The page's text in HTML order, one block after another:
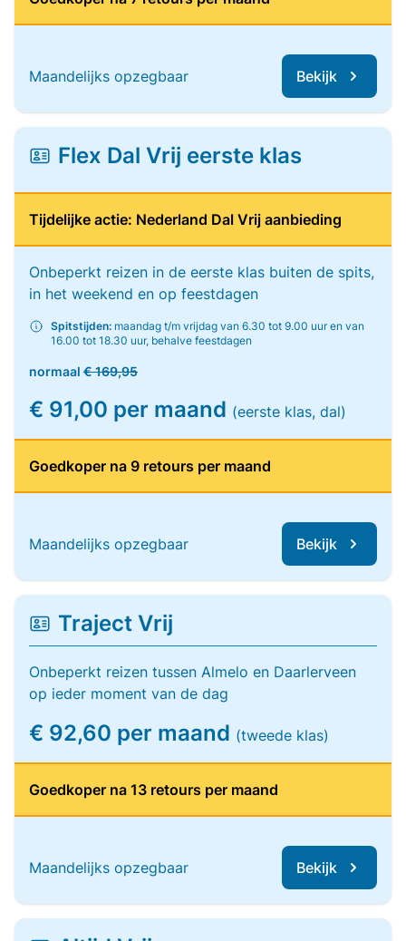
Maandelijks opzegbaar Bekijk
Flex Dal Vrij eerste klas
Tijdelijke actie: Nederland Dal Vrij aanbieding
Onbeperkt reizen in de eerste klas buiten de spits,
in het weekend en op feestdagen
Spitstijden: maandag t/m vrijdag van 6.30 tot 9.00 uur en van
16.00 tot 18.30 uur, behalve feestdagen
normaal € 169,95
€ 91,00 per maand (eerste klas, dal)
Goedkoper na 9 retours per maand
Maandelijks opzegbaar Bekijk
Traject Vrij
Onbeperkt reizen tussen Almelo en Daarlerveen
op ieder moment van de dag
€ 92,60 per maand (tweede klas)
Goedkoper na 13 retours per maand
Maandelijks opzegbaar Bekijk